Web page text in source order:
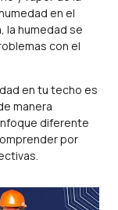
en el
la humedad se
con el
en tu techo es
manera
diferente
por